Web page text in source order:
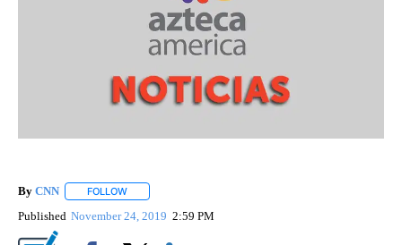
By CNN FOLLOW
Published November 24, 2019 2:59 PM